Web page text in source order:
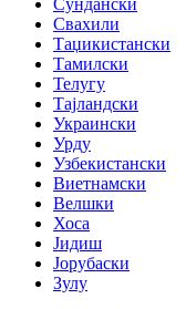
Свахили
Таџикистански
Тамилски
Телугу
Тајландски
Украински
Урду
Узбекистански
Виетнамски
Велшки
Хоса
Јидиш
Јорубаски
Зулу